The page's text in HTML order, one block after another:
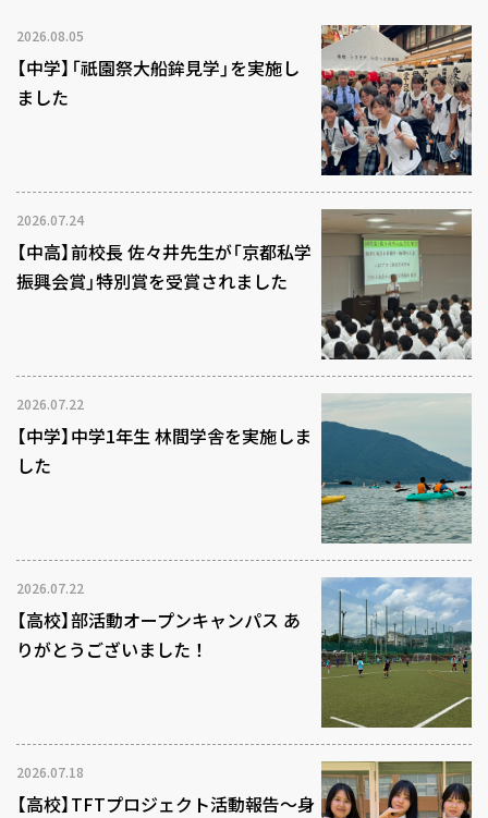
2026.08.05
【中学】「祇園祭大船鉾見学」を実施し
ました
2026.07.24
【中高】前校長 佐々井先生が「京都私学
振興会賞」特別賞を受賞されました
2026.07.22
【中学】中学1年生 林間学舎を実施しま
した
2026.07.22
【高校】部活動オープンキャンパス あ
りがとうございました！
2026.07.18
【高校】TFTプロジェクト活動報告～身